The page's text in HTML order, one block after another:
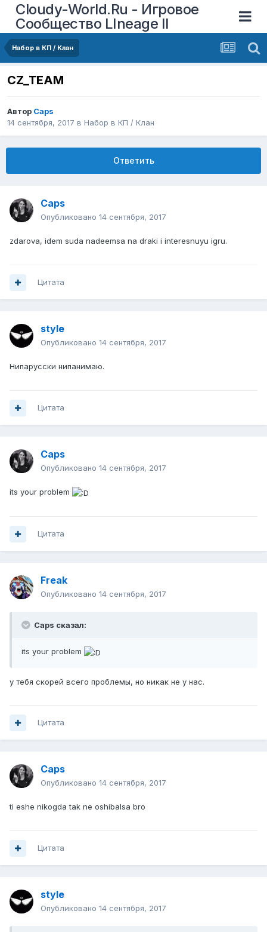
Cloudy-World.Ru - Игровое
Сообщество LIneage II
Набор в КП / Клан
CZ_TEAM
Автор Caps
14 сентября, 2017 в Набор в КП / Клан
Ответить
Caps
Опубликовано 14 сентября, 2017
zdarova, idem suda nadeemsa na draki i interesnuyu igru.
Цитата
style
Опубликовано 14 сентября, 2017
Нипарусски нипанимаю.
Цитата
Caps
Опубликовано 14 сентября, 2017
its your problem
Цитата
Freak
Опубликовано 14 сентября, 2017
Caps сказал:
its your problem
у тебя скорей всего проблемы, но никак не у нас.
Цитата
Caps
Опубликовано 14 сентября, 2017
ti eshe nikogda tak ne oshibalsa bro
Цитата
style
Опубликовано 14 сентября, 2017